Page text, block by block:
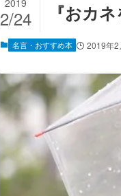
『おカ
2019
2/24
名言・おすすめ本 2019年2